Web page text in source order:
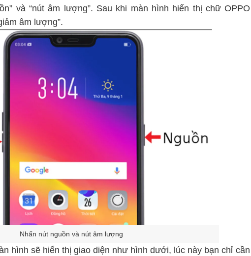
và “nút âm lượng”. Sau khi màn hình hiển thị chữ
âm lượng”.
Nhấn nút nguồn và nút âm lượng
hình sẽ hiển thị giao diện như hình dưới, lúc này bạn chỉ